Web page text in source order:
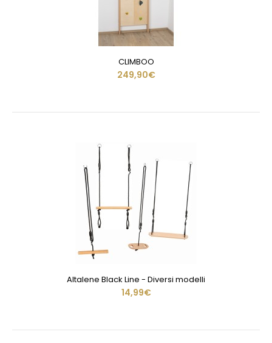
CLIMBOO
249,90€
Altalene Black Line - Diversi modelli
14,99€